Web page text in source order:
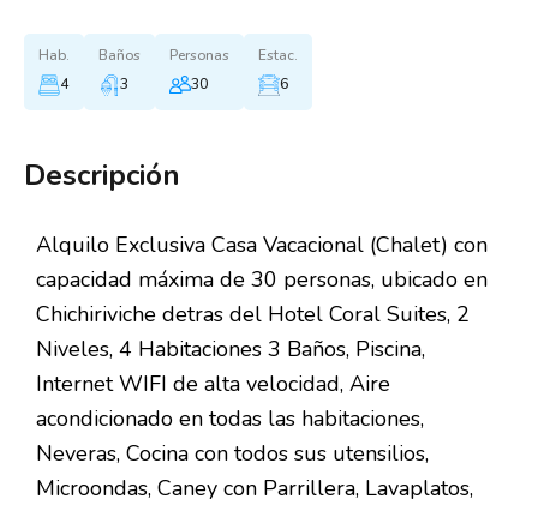
Hab.
4
Baños
3
Personas
30
Estac.
6
Descripción
Alquilo Exclusiva Casa Vacacional (Chalet) con
capacidad máxima de 30 personas, ubicado en
Chichiriviche detras del Hotel Coral Suites, 2
Niveles, 4 Habitaciones 3 Baños, Piscina,
Internet WIFI de alta velocidad, Aire
acondicionado en todas las habitaciones,
Neveras, Cocina con todos sus utensilios,
Microondas, Caney con Parrillera, Lavaplatos,